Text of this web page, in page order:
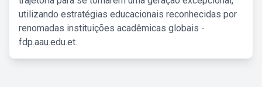
utilizando estratégias educacionais reconhecidas por
renomadas instituições acadêmicas globais -
fdp.aau.edu.et.